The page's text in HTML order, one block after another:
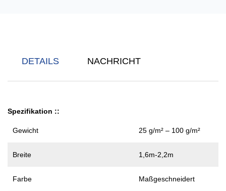
DETAILS NACHRICHT
Spezifikation ::
Gewicht 25 g/m² – 100 g/m²
Breite 1,6m-2,2m
Farbe Maßgeschneidert